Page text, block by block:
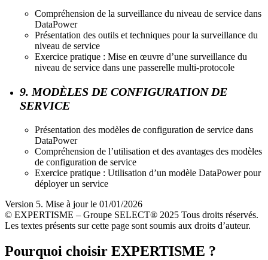
Compréhension de la surveillance du niveau de service dans
DataPower
Présentation des outils et techniques pour la surveillance du
niveau de service
Exercice pratique : Mise en œuvre d’une surveillance du
niveau de service dans une passerelle multi-protocole
9. MODÈLES DE CONFIGURATION DE
SERVICE
Présentation des modèles de configuration de service dans
DataPower
Compréhension de l’utilisation et des avantages des modèles
de configuration de service
Exercice pratique : Utilisation d’un modèle DataPower pour
déployer un service
Version 5. Mise à jour le 01/01/2026
© EXPERTISME – Groupe SELECT® 2025 Tous droits réservés.
Les textes présents sur cette page sont soumis aux droits d’auteur.
Pourquoi choisir EXPERTISME ?